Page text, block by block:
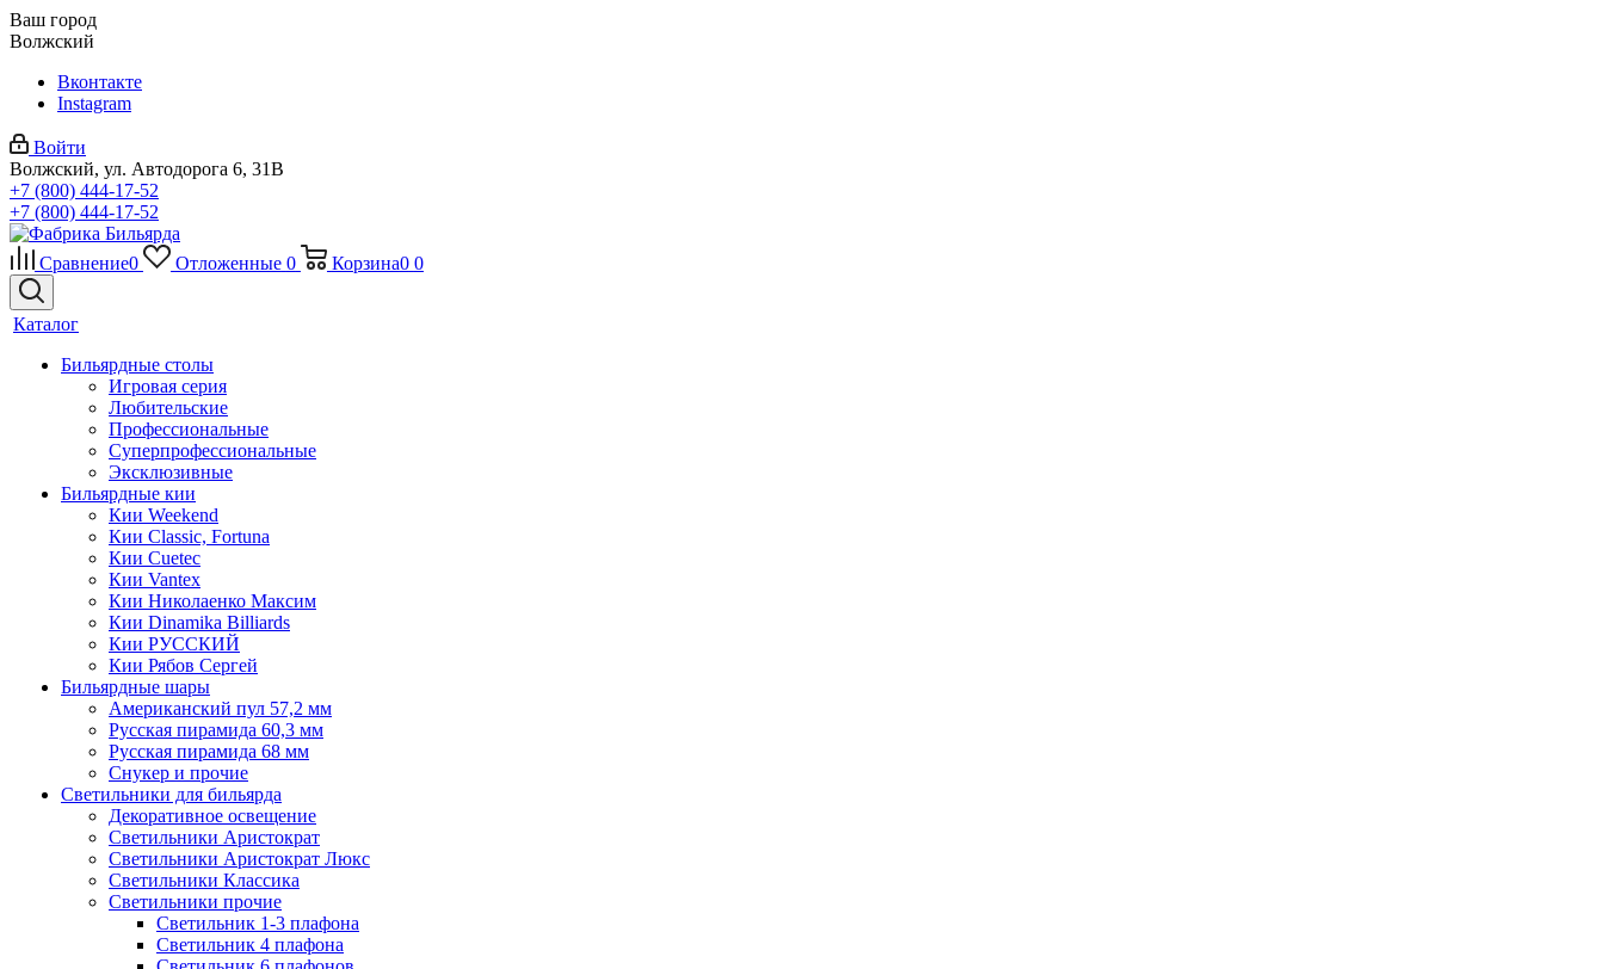
Ваш город
Волжский
Вконтакте
Instagram
Войти
Волжский, ул. Автодорога 6, 31В
+7 (800) 444-17-52
+7 (800) 444-17-52
Сравнение0 Отложенные 0 Корзина0 0
Каталог
Бильярдные столы
Игровая серия
Любительские
Профессиональные
Суперпрофессиональные
Эксклюзивные
Бильярдные кии
Кии Weekend
Кии Classic, Fortuna
Кии Cuetec
Кии Vantex
Кии Николаенко Максим
Кии Dinamika Billiards
Кии РУССКИЙ
Кии Рябов Сергей
Бильярдные шары
Американский пул 57,2 мм
Русская пирамида 60,3 мм
Русская пирамида 68 мм
Снукер и прочие
Светильники для бильярда
Декоративное освещение
Светильники Аристократ
Светильники Аристократ Люкс
Светильники Классика
Светильники прочие
Светильник 1-3 плафона
Светильник 4 плафона